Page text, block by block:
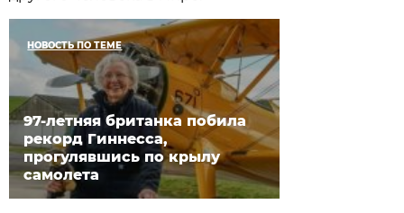
НОВОСТЬ ПО ТЕМЕ
97-летняя британка побила
рекорд Гиннесса,
прогулявшись по крылу
самолета